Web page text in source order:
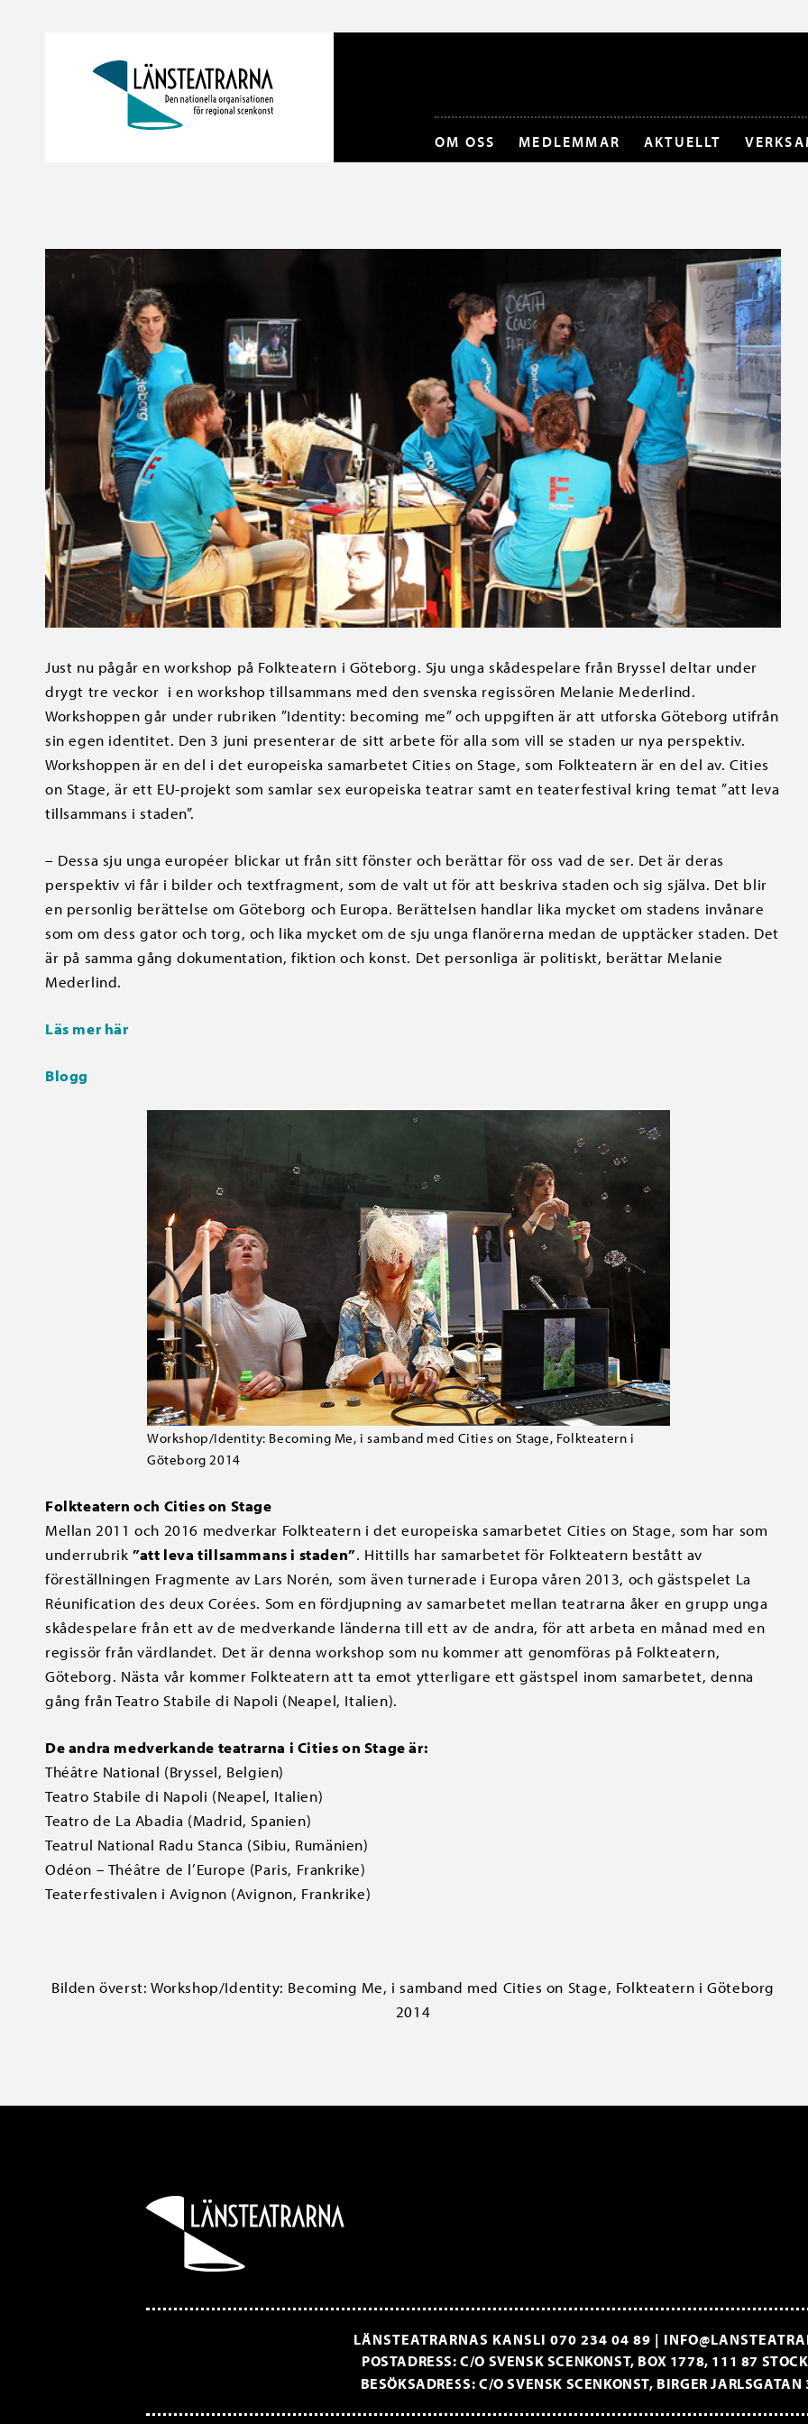
OM OSS MEDLEMMAR AKTUELLT
Just nu pågår en workshop på Folkteatern i Göteborg. Sju unga skådespelare från Bryssel deltar under
drygt tre veckor i en workshop tillsammans med den svenska regissören Melanie Mederlind.
Workshoppen går under rubriken ”Identity: becoming me” och uppgiften är att utforska Göteborg utifrån
sin egen identitet. Den 3 juni presenterar de sitt arbete för alla som vill se staden ur nya perspektiv.
Workshoppen är en del i det europeiska samarbetet Cities on Stage, som Folkteatern är en del av. Cities
on Stage, är ett EU-projekt som samlar sex europeiska teatrar samt en teaterfestival kring temat ”att leva
tillsammans i staden”.
– Dessa sju unga européer blickar ut från sitt fönster och berättar för oss vad de ser. Det är deras
perspektiv vi får i bilder och textfragment, som de valt ut för att beskriva staden och sig själva. Det blir
en personlig berättelse om Göteborg och Europa. Berättelsen handlar lika mycket om stadens invånare
som om dess gator och torg, och lika mycket om de sju unga flanörerna medan de upptäcker staden. Det
är på samma gång dokumentation, fiktion och konst. Det personliga är politiskt, berättar Melanie
Mederlind.
Läs mer här
Blogg
Workshop/Identity: Becoming Me, i samband med Cities on Stage, Folkteatern i
Göteborg 2014
Folkteatern och Cities on Stage
Mellan 2011 och 2016 medverkar Folkteatern i det europeiska samarbetet Cities on Stage, som har som
underrubrik”att leva tillsammans i staden”. Hittills har samarbetet för Folkteatern bestått av
föreställningen Fragmente av Lars Norén, som även turnerade i Europa våren 2013, och gästspelet La
Réunification des deux Corées. Som en fördjupning av samarbetet mellan teatrarna åker en grupp unga
skådespelare från ett av de medverkande länderna till ett av de andra, för att arbeta en månad med en
regissör från värdlandet. Det är denna workshop som nu kommer att genomföras på Folkteatern,
Göteborg. Nästa vår kommer Folkteatern att ta emot ytterligare ett gästspel inom samarbetet, denna
gång från Teatro Stabile di Napoli (Neapel, Italien).
De andra medverkande teatrarna i Cities on Stage är:
Théâtre National (Bryssel, Belgien)
Teatro Stabile di Napoli (Neapel, Italien)
Teatro de La Abadia (Madrid, Spanien)
Teatrul National Radu Stanca (Sibiu, Rumänien)
Odéon – Théâtre de l’Europe (Paris, Frankrike)
Teaterfestivalen i Avignon (Avignon, Frankrike)
Bilden överst: Workshop/Identity: Becoming Me, i samband med Cities on Stage, Folkteatern i Göteborg
2014
LÄNSTEATRARNAS KANSLI 070 234 04 89 |
POSTADRESS: C/O SVENSK SCENKONST, BOX 1778, 111 87
BESÖKSADRESS: C/O SVENSK SCENKONST, BIRGER JARLSGATAN